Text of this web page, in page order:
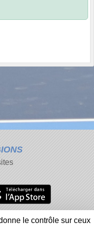
des cookies
le contrôle sur ceux